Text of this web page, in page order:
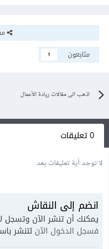
متابعون
1
اذهب الى مقالات ريادة الأعمال
0 تعليقات
لا توجد أية تعليقات بعد
انضم إلى النقاش
يمكنك أن تنشر الآن وتسجل
فسجل الدخول الآن لتنشر